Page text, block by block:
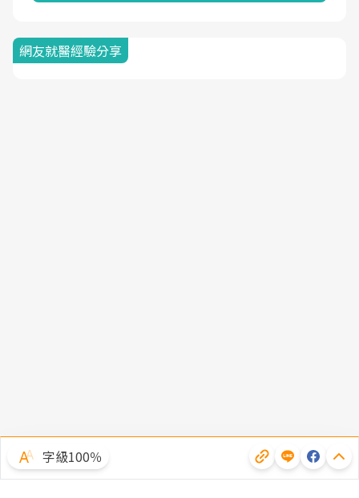
網友就醫經驗分享
字級100％